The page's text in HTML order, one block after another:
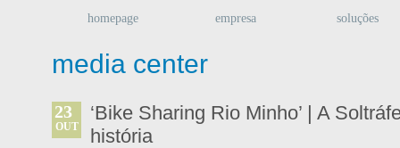
homepage empresa soluções
media center
23
OUT
‘Bike Sharing Rio Minho’ | A
história